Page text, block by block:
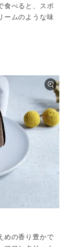
食べると、スポ
ームのような味
めの香り豊かで